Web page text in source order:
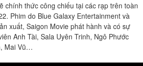
chính thức công chiếu tại các rạp trên toàn
Phim do Blue Galaxy Entertainment và
xuất, Saigon Movie phát hành và có sự
Anh Tài, Sala Uyên Trinh, Ngô Phước
Mai Vũ…